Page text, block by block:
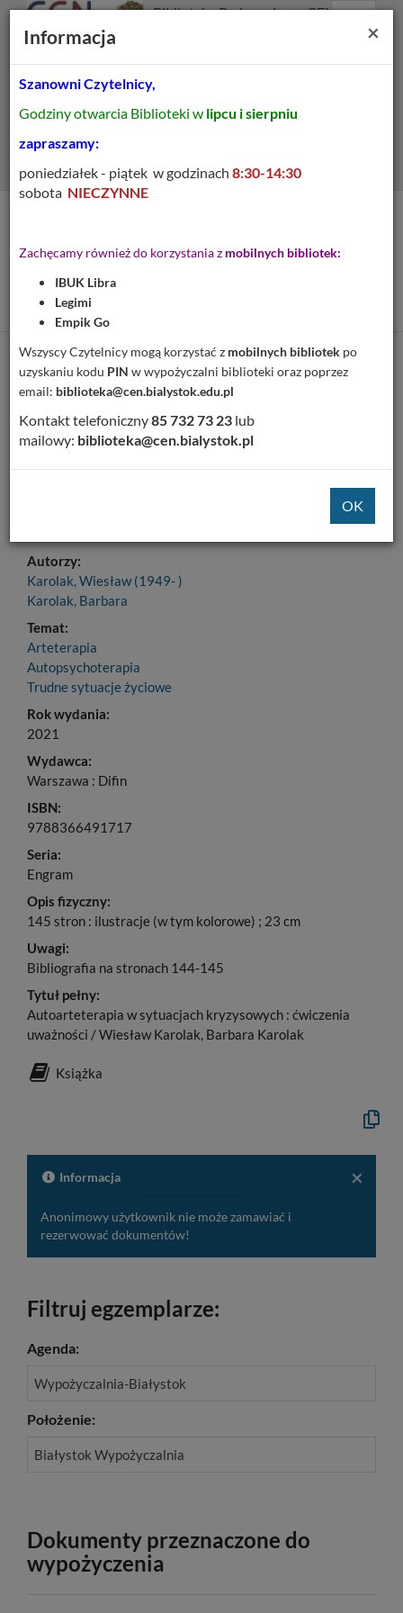
główne
główna
Prolib
główna
Biblioteka Pedagogiczna CEN
Menu
sytuacjach kryzysowych :
ćwiczenia uważności
Cytuj
Dodaj na Twoją półkę
Szczegóły MARC 21
Autoarteterapia w sytuacjach kryzysowych : ćwiczenia
Autorzy:
Karolak, Wiesław (1949- )
Karolak, Barbara
Temat:
Arteterapia
Autopsychoterapia
Trudne sytuacje życiowe
Rok wydania:
2021
Wydawca:
Warszawa : Difin
ISBN:
9788366491717
Seria:
Engram
Opis fizyczny:
145 stron : ilustracje (w tym kolorowe) ; 23 cm
Uwagi:
Bibliografia na stronach 144-145
Tytuł pełny:
Autoarteterapia w sytuacjach kryzysowych : ćwiczenia
uważności / Wiesław Karolak, Barbara Karolak
Książka
Kopiuj
do
×
Informacja
Anonimowy użytkownik nie może zamawiać i
rezerwować dokumentów!
Filtruj egzemplarze:
Agenda:
Wypożyczalnia-Białystok
Położenie:
Białystok Wypożyczalnia
Dokumenty przeznaczone do
wypożyczenia
×
Informacja
Szanowni Czytelnicy,
Godziny otwarcia Biblioteki w lipcu i sierpniu
zapraszamy:
poniedziałek - piątek w godzinach 8:30-14:30
sobota NIECZYNNE
Zachęcamy również do korzystania z mobilnych bibliotek:
IBUK Libra
Legimi
Empik Go
Wszyscy Czytelnicy mogą korzystać z mobilnych bibliotek po
uzyskaniu kodu PIN w wypożyczalni biblioteki oraz poprzez
email: biblioteka@cen.bialystok.edu.pl
Kontakt telefoniczny85 732 73 23 lub
mailowy: biblioteka@cen.bialystok.pl